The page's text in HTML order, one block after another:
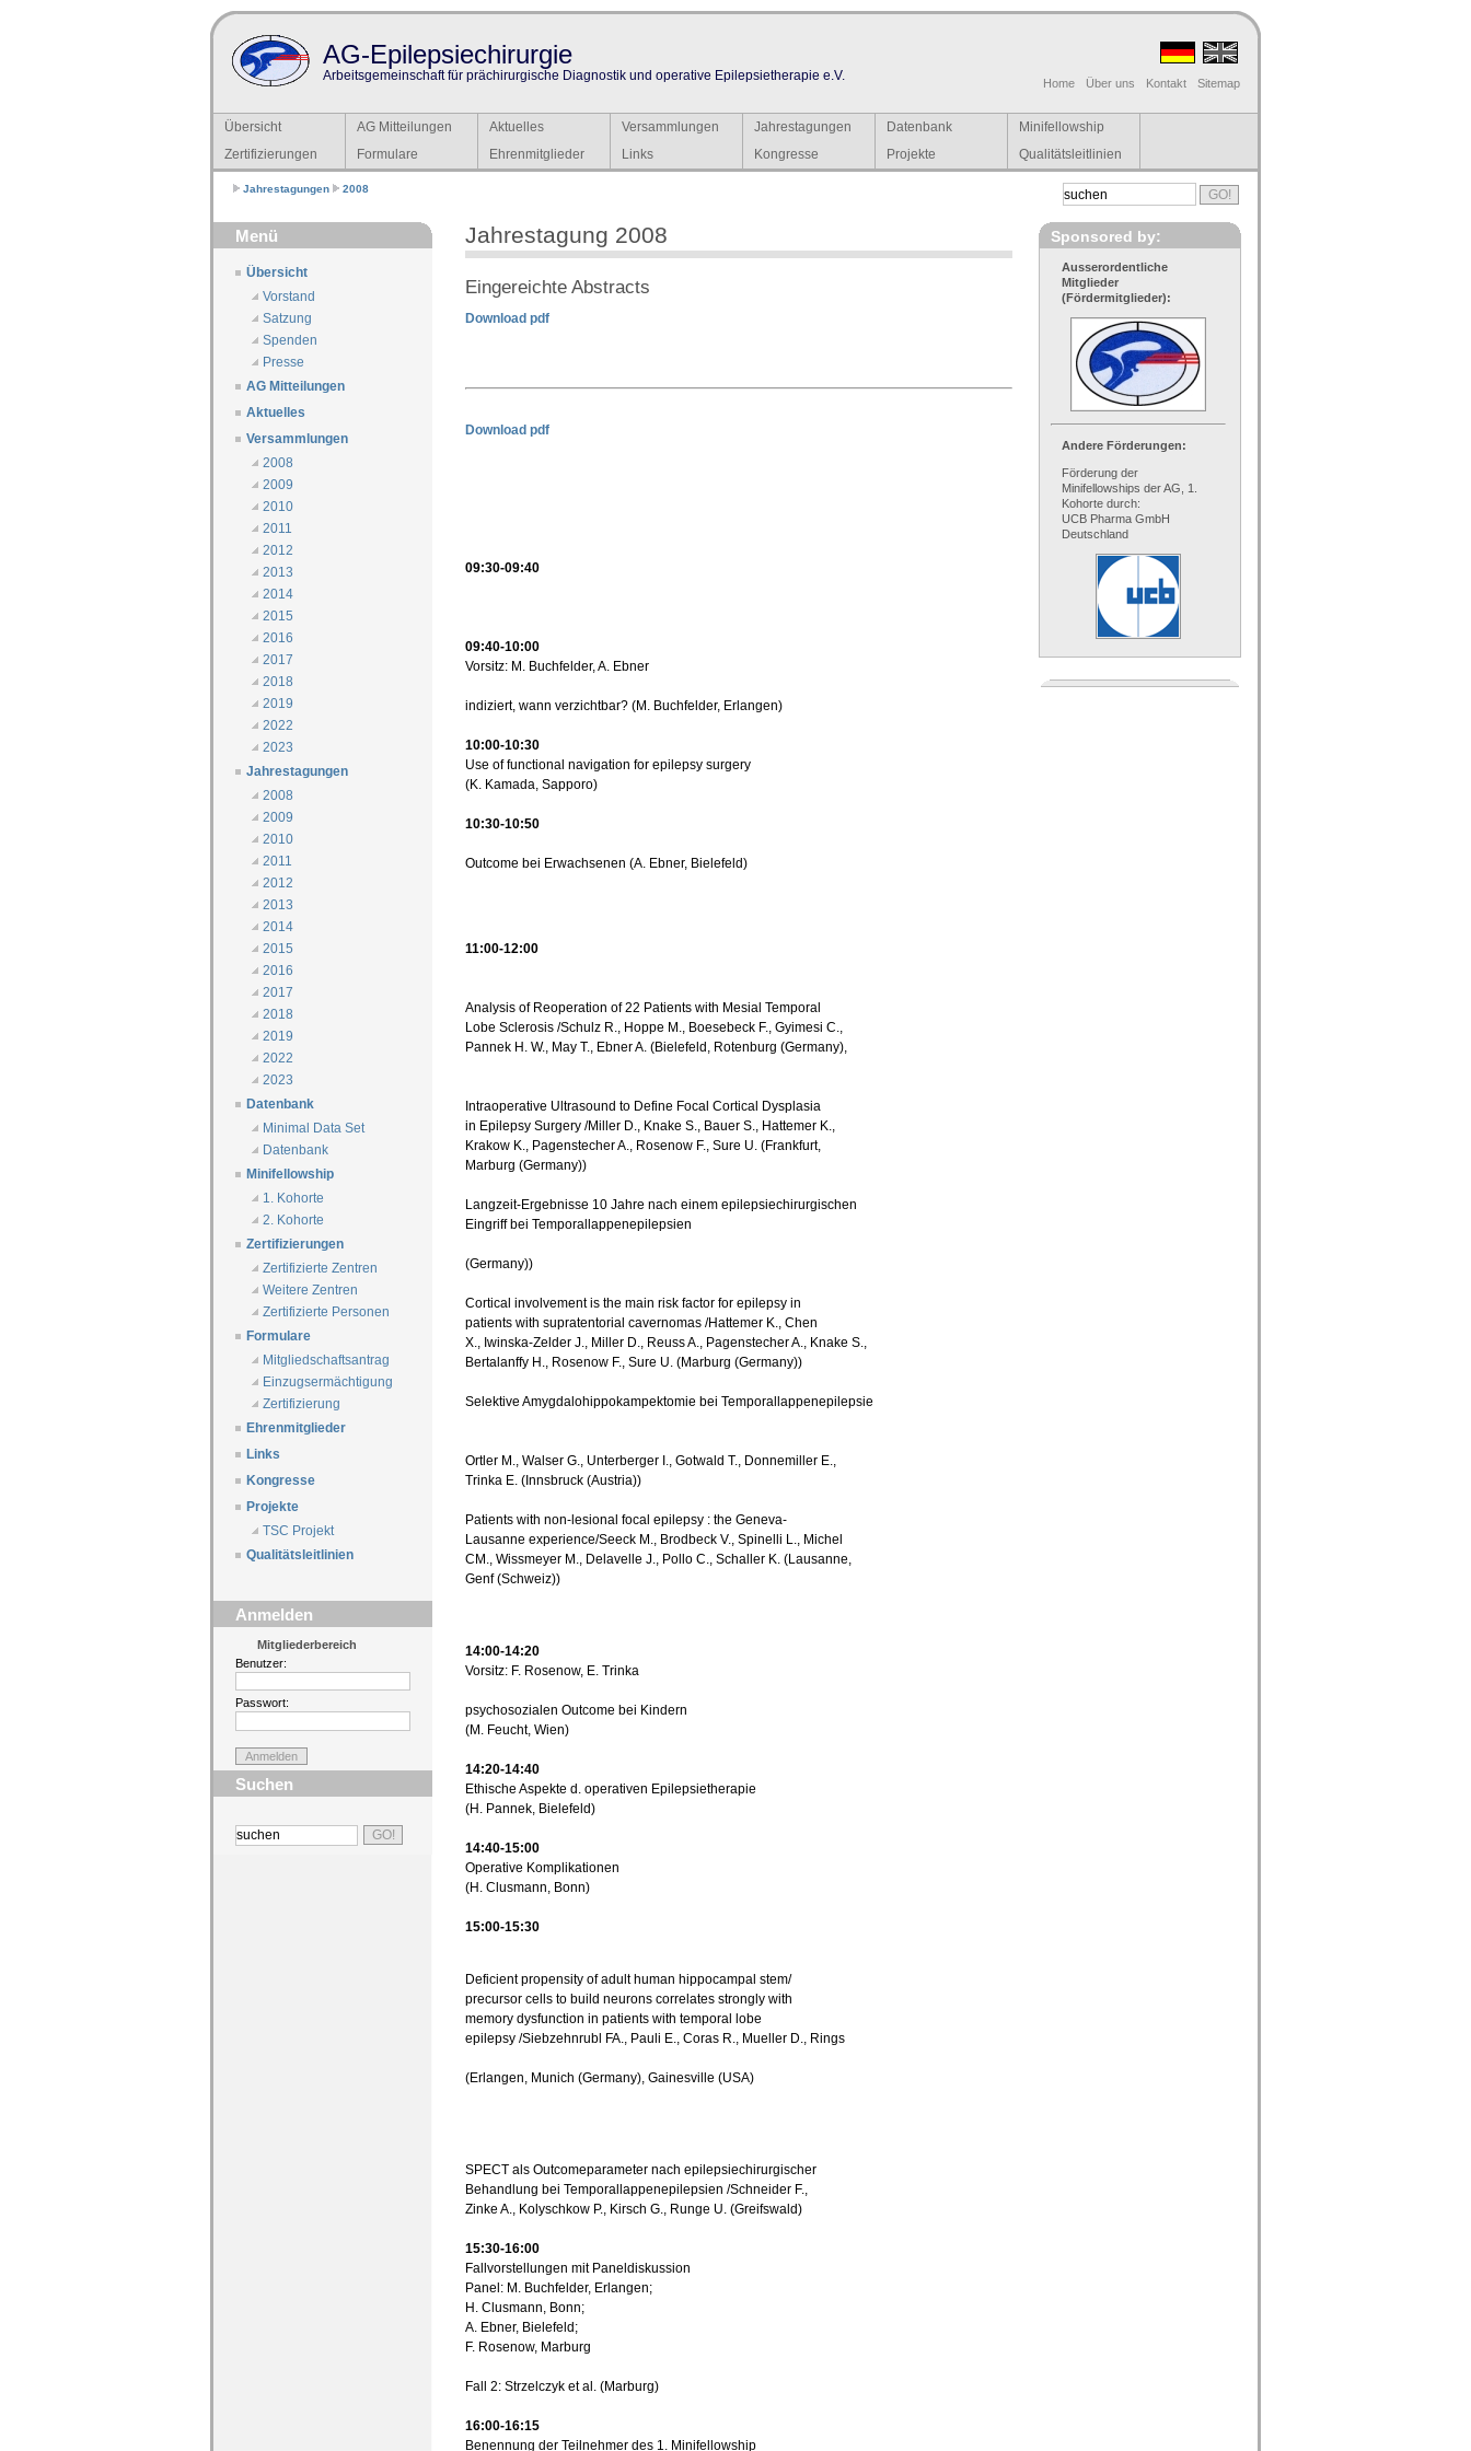
AG-Epilepsiechirurgie
Arbeitsgemeinschaft für prächirurgische Diagnostik und operative Epilepsietherapie e.V. Home Über uns Kontakt Sitemap
Übersicht AG Mitteilungen Aktuelles Versammlungen Jahrestagungen Datenbank
Minifellowship
Zertifizierungen
Formulare Ehrenmitglieder Links Kongresse Projekte Qualitätsleitlinien
Jahrestagungen 2008
Menü
Übersicht
Vorstand
Satzung
Spenden
Presse
AG Mitteilungen
Aktuelles
Versammlungen
2008
2009
2010
2011
2012
2013
2014
2015
2016
2017
2018
2019
2022
2023
Jahrestagungen
2008
2009
2010
2011
2012
2013
2014
2015
2016
2017
2018
2019
2022
2023
Datenbank
Minimal Data Set
Datenbank
Minifellowship
1. Kohorte
2. Kohorte
Zertifizierungen
Zertifizierte Zentren
Weitere Zentren
Zertifizierte Personen
Formulare
Mitgliedschaftsantrag
Einzugsermächtigung
Zertifizierung
Ehrenmitglieder
Links
Kongresse
Projekte
TSC Projekt
Qualitätsleitlinien
Anmelden
Mitgliederbereich
Benutzer:
Passwort:
Suchen
Jahrestagung 2008
Eingereichte Abstracts
Download pdf
Download pdf
09:30-09:40
09:40-10:00
Vorsitz: M. Buchfelder, A. Ebner
indiziert, wann verzichtbar? (M. Buchfelder, Erlangen)
10:00-10:30
Use of functional navigation for epilepsy surgery
(K. Kamada, Sapporo)
10:30-10:50
Outcome bei Erwachsenen (A. Ebner, Bielefeld)
11:00-12:00
Analysis of Reoperation of 22 Patients with Mesial Temporal
Lobe Sclerosis /Schulz R., Hoppe M., Boesebeck F., Gyimesi C.,
Pannek H. W., May T., Ebner A. (Bielefeld, Rotenburg (Germany),
Intraoperative Ultrasound to Define Focal Cortical Dysplasia
in Epilepsy Surgery /Miller D., Knake S., Bauer S., Hattemer K.,
Krakow K., Pagenstecher A., Rosenow F., Sure U. (Frankfurt,
Marburg (Germany))
Langzeit-Ergebnisse 10 Jahre nach einem epilepsiechirurgischen
Eingriff bei Temporallappenepilepsien
(Germany))
Cortical involvement is the main risk factor for epilepsy in
patients with supratentorial cavernomas /Hattemer K., Chen
X., Iwinska-Zelder J., Miller D., Reuss A., Pagenstecher A., Knake S.,
Bertalanffy H., Rosenow F., Sure U. (Marburg (Germany))
Selektive Amygdalohippokampektomie bei Temporallappenepilepsie
Ortler M., Walser G., Unterberger I., Gotwald T., Donnemiller E.,
Trinka E. (Innsbruck (Austria))
Patients with non-lesional focal epilepsy : the Geneva-
Lausanne experience/Seeck M., Brodbeck V., Spinelli L., Michel
CM., Wissmeyer M., Delavelle J., Pollo C., Schaller K. (Lausanne,
Genf (Schweiz))
14:00-14:20
Vorsitz: F. Rosenow, E. Trinka
psychosozialen Outcome bei Kindern
(M. Feucht, Wien)
14:20-14:40
Ethische Aspekte d. operativen Epilepsietherapie
(H. Pannek, Bielefeld)
14:40-15:00
Operative Komplikationen
(H. Clusmann, Bonn)
15:00-15:30
Deficient propensity of adult human hippocampal stem/
precursor cells to build neurons correlates strongly with
memory dysfunction in patients with temporal lobe
epilepsy /Siebzehnrubl FA., Pauli E., Coras R., Mueller D., Rings
(Erlangen, Munich (Germany), Gainesville (USA)
SPECT als Outcomeparameter nach epilepsiechirurgischer
Behandlung bei Temporallappenepilepsien /Schneider F.,
Zinke A., Kolyschkow P., Kirsch G., Runge U. (Greifswald)
15:30-16:00
Fallvorstellungen mit Paneldiskussion
Panel: M. Buchfelder, Erlangen;
H. Clusmann, Bonn;
A. Ebner, Bielefeld;
F. Rosenow, Marburg
Fall 2: Strzelczyk et al. (Marburg)
16:00-16:15
Benennung der Teilnehmer des 1. Minifellowship
Sponsored by:
Ausserordentliche
Mitglieder
(Fördermitglieder):
Andere Förderungen:
Förderung der
Minifellowships der AG, 1.
Kohorte durch:
UCB Pharma GmbH
Deutschland